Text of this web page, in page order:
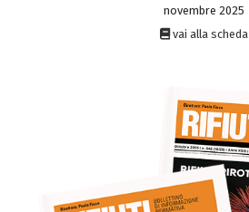
novembre 2025
vai alla scheda